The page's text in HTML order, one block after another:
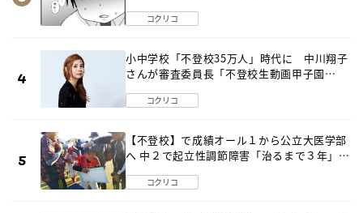
コクリコ
小中学校「不登校35万人」時代に 中川翔子
さんが審査委員長「不登校生動画甲子園
コクリコ
【不登校】で成績オール１から公立大医学部
へ 中２で起立性調節障害「治るまで３年」の
コクリコ